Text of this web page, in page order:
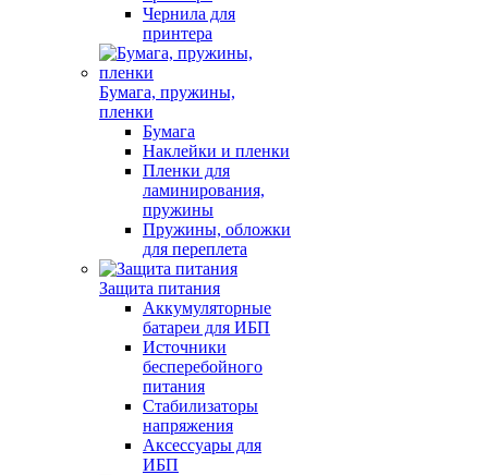
Чернила для
принтера
Бумага, пружины,
пленки
Бумага
Наклейки и пленки
Пленки для
ламинирования,
пружины
Пружины, обложки
для переплета
Защита питания
Аккумуляторные
батареи для ИБП
Источники
бесперебойного
питания
Стабилизаторы
напряжения
Аксессуары для
ИБП